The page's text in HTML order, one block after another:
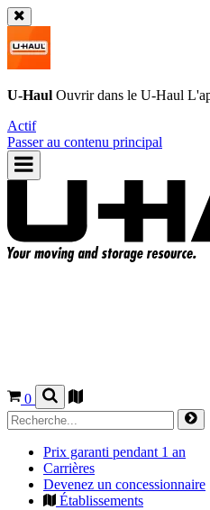
U-Haul Ouvrir dans le U-Haul
Actif
Passer au contenu principal
0
Prix garanti pendant 1 an
Carrières
Devenez un concessionnaire
Établissements